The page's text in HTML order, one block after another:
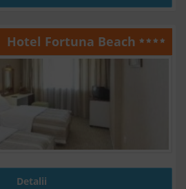
Hotel Fortuna Beach
Detalii